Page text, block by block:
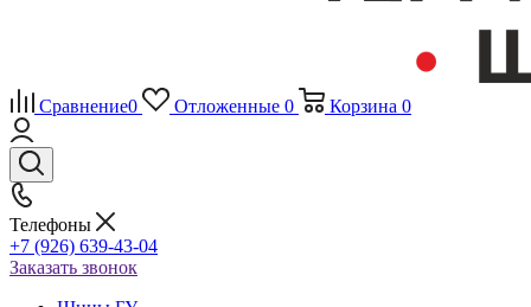
Сравнение0 Отложенные 0 Корзина 0
Телефоны
+7 (926) 639-43-04
Заказать звонок